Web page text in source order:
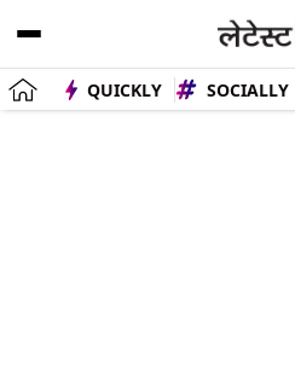
QUICKLY SOCIALLY